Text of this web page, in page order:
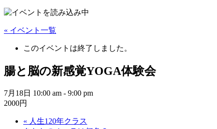
プ
動
« イベント一覧
このイベントは終了しました。
腸と脳の新感覚YOGA体験会
7月18日 10:00 am - 9:00 pm
2000円
« 人生120年クラス